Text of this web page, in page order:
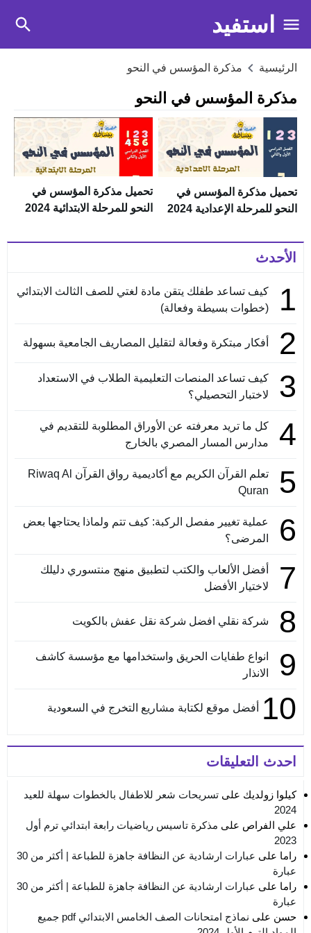
استفيد
الرئيسية مذكرة المؤسس في النحو
مذكرة المؤسس في النحو
تحميل مذكرة المؤسس في
النحو للمرحلة الإعدادية 2024
تحميل مذكرة المؤسس في
النحو للمرحلة الابتدائية 2024
الأحدث
1
كيف تساعد طفلك يتقن مادة لغتي للصف الثالث الابتدائي
(خطوات بسيطة وفعالة)
2 أفكار مبتكرة وفعالة لتقليل المصاريف الجامعية بسهولة
3
كيف تساعد المنصات التعليمية الطلاب في الاستعداد
لاختبار التحصيلي؟
4
كل ما تريد معرفته عن الأوراق المطلوبة للتقديم في
مدارس المسار المصري بالخارج
5
تعلم القرآن الكريم مع أكاديمية رواق القرآن Riwaq Al
Quran
6
عملية تغيير مفصل الركبة: كيف تتم ولماذا يحتاجها بعض
المرضى؟
7
أفضل الألعاب والكتب لتطبيق منهج منتسوري دليلك
لاختيار الأفضل
8 شركة نقلي افضل شركة نقل عفش بالكويت
9
انواع طفايات الحريق واستخدامها مع مؤسسة كاشف
الانذار
10 أفضل موقع لكتابة مشاريع التخرج في السعودية
احدث التعليقات
كيلوا زولديك على تسريحات شعر للاطفال بالخطوات سهلة للعيد
2024
علي الفراص على مذكرة تاسيس رياضيات رابعة ابتدائي ترم أول
2023
راما على
عبارات ارشادية عن النظافة جاهزة للطباعة | أكثر من 30
عبارة
راما على
عبارات ارشادية عن النظافة جاهزة للطباعة | أكثر من 30
عبارة
حسن على
نماذج امتحانات الصف الخامس الابتدائي pdf جميع